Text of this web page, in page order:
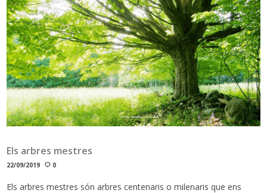
Els arbres mestres
22/09/2019 0
Els arbres mestres són arbres centenaris o milenaris que ens